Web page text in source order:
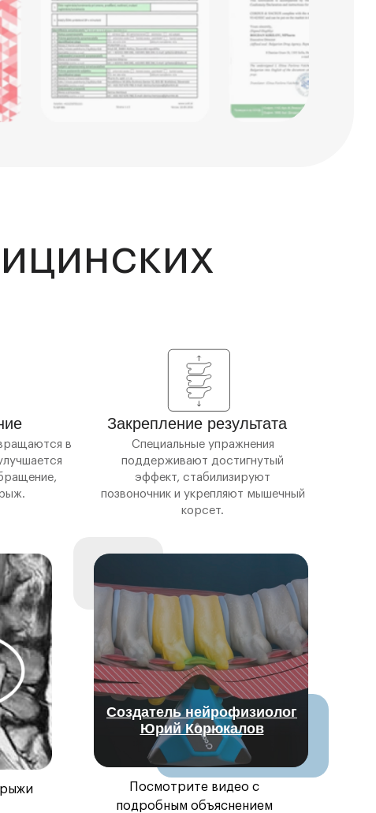
Создатель нейрофизиолог
Юрий Корюкалов
в
Закрепление результата
Специальные упражнения
поддерживают достигнутый
эффект, стабилизируют
позвоночник и укрепляют мышечный
корсет.
Посмотрите видео с
подробным объяснением